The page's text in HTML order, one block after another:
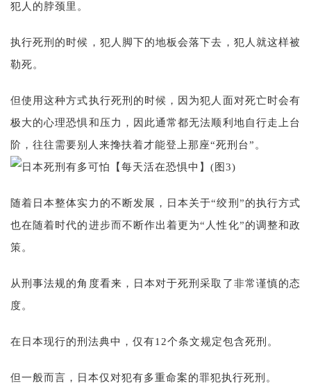
犯人的脖颈里。
执行死刑的时候，犯人脚下的地板会落下去，犯人就这样被
勒死。
但使用这种方式执行死刑的时候，因为犯人面对死亡时会有
极大的心理恐惧和压力，因此通常都无法顺利地自行走上台
阶，往往需要别人来搀扶着才能登上那座“死刑台”。
随着日本整体实力的不断发展，日本关于“绞刑”的执行方式
也在随着时代的进步而不断作出着更为“人性化”的调整和政
策。
从刑事法规的角度看来，日本对于死刑采取了非常谨慎的态
度。
在日本现行的刑法典中，仅有12个条文规定包含死刑。
但一般而言，日本仅对犯有多重命案的罪犯执行死刑。